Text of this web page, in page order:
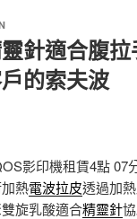
針適合腹
的索夫波
影印機租賃4點 07
熱電波拉皮透過加
旋乳酸適合精靈針